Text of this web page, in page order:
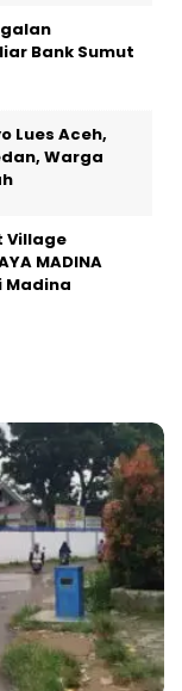
Bank Sumut
Lues Aceh,
Warga
Village
MADINA
Madina